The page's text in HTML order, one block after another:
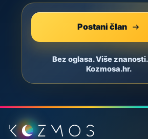
Postani član
Bez oglasa. Više
Kozmosa.hr.
Podnožje stranice